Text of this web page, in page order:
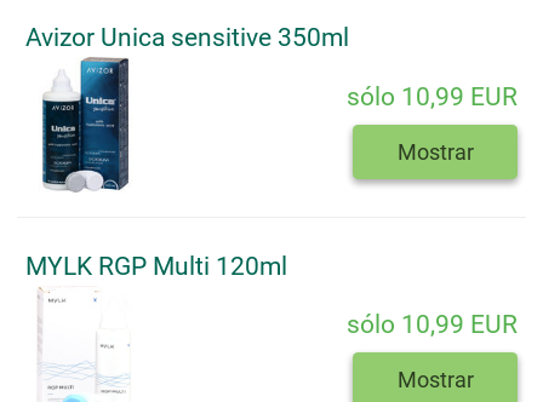
Avizor Unica sensitive 350ml
sólo 10,99 EUR
Mostrar
MYLK RGP Multi 120ml
sólo 10,99 EUR
Mostrar